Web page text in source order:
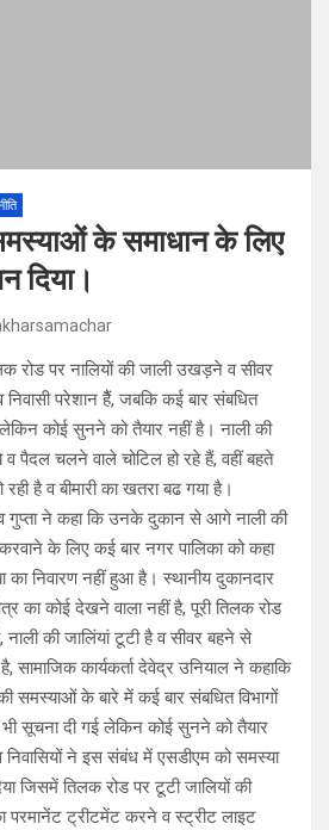
के समाधान के लिए
दिया।
रोड पर नालियों की जाली उखड़ने व सीवर
परेशान हैैं, जबकि कई बार संबधित
लेकिन कोई सुनने को तैयार नहीं है। नाली की
पैदल चलने वाले चोटिल हो रहे हैं, वहीं बहते
है व बीमारी का खतरा बढ गया है।
गुप्ता ने कहा कि उनके दुकान से आगे नाली की
के लिए कई बार नगर पालिका को कहा
निवारण नहीं हुआ है। स्थानीय दुकानदार
का कोई देखने वाला नहीं है, पूरी तिलक रोड
की जालिंयां टूटी है व सीवर बहने से
है, सामाजिक कार्यकर्ता देवेद्र उनियाल ने कहाकि
समस्याओं के बारे में कई बार संबधित विभागों
सूचना दी गई लेकिन कोई सुनने को तैयार
व निवासियों ने इस संबंध में एसडीएम को समस्या
जिसमें तिलक रोड पर टूटी जालियों की
परमानेंट ट्रीटमेंट करने व स्ट्रीट लाइट